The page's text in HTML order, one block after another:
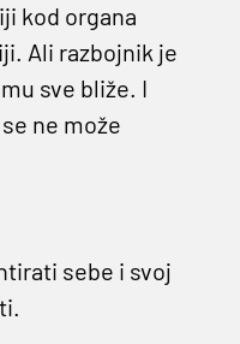
kod organa
Ali razbojnik je
sve bliže. I
ne može
sebe i svoj